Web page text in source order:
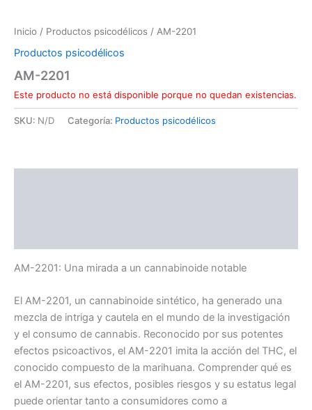
Inicio / Productos psicodélicos / AM-2201
Productos psicodélicos
AM-2201
Este producto no está disponible porque no quedan existencias.
SKU: N/D Categoría: Productos psicodélicos
AM-2201: Una mirada a un cannabinoide notable
El AM-2201, un cannabinoide sintético, ha generado una
mezcla de intriga y cautela en el mundo de la investigación
y el consumo de cannabis. Reconocido por sus potentes
efectos psicoactivos, el AM-2201 imita la acción del THC, el
conocido compuesto de la marihuana. Comprender qué es
el AM-2201, sus efectos, posibles riesgos y su estatus legal
puede orientar tanto a consumidores como a